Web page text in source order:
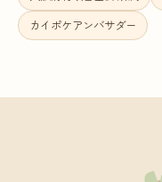
カイポケアンバサダー